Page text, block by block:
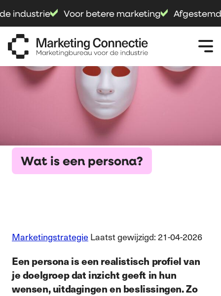
industrie Voor betere marketing Afgestemd
Wat is een persona?
Marketingstrategie Laatst gewijzigd: 21-04-2026
Een persona is een realistisch profiel van
je doelgroep dat inzicht geeft in hun
wensen, uitdagingen en beslissingen. Zo